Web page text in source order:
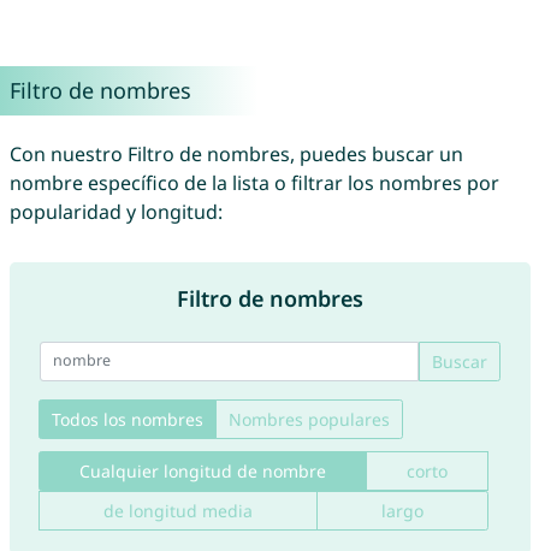
Filtro de nombres
Con nuestro Filtro de nombres, puedes buscar un
nombre específico de la lista o filtrar los nombres por
popularidad y longitud:
Filtro de nombres
Buscar
Todos los nombres Nombres populares
Cualquier longitud de nombre
corto
de longitud media
largo